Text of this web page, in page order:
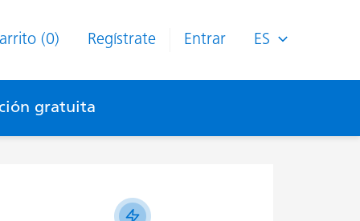
(0) Regístrate Entrar ES
gratuita